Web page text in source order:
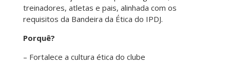
treinadores, atletas e pais, alinhada com os
requisitos da Bandeira da Ética do IPDJ.
Porquê?
– Fortalece a cultura ética do clube